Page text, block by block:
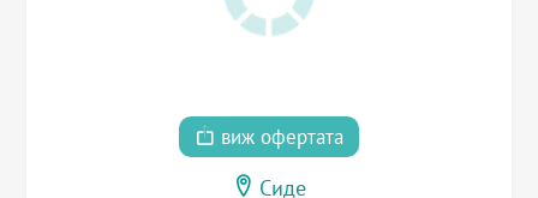
виж офертата
Сиде